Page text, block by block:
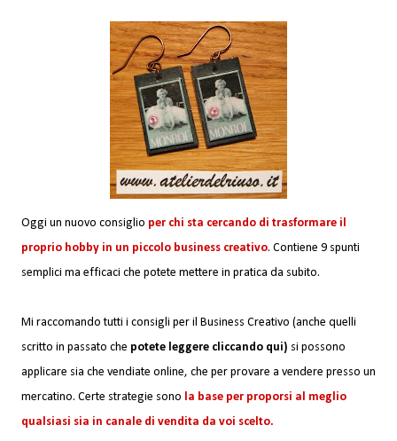
Oggi un nuovo consiglio per chi sta cercando di trasformare il
proprio hobby in un piccolo business creativo. Contiene 9 spunti
semplici ma efficaci che potete mettere in pratica da subito.
Mi raccomando tutti i consigli per il Business Creativo (anche quelli
scritto in passato che potete leggere cliccando qui) si possono
applicare sia che vendiate online, che per provare a vendere presso un
mercatino. Certe strategie sono la base per proporsi al meglio
qualsiasi sia in canale di vendita da voi scelto.